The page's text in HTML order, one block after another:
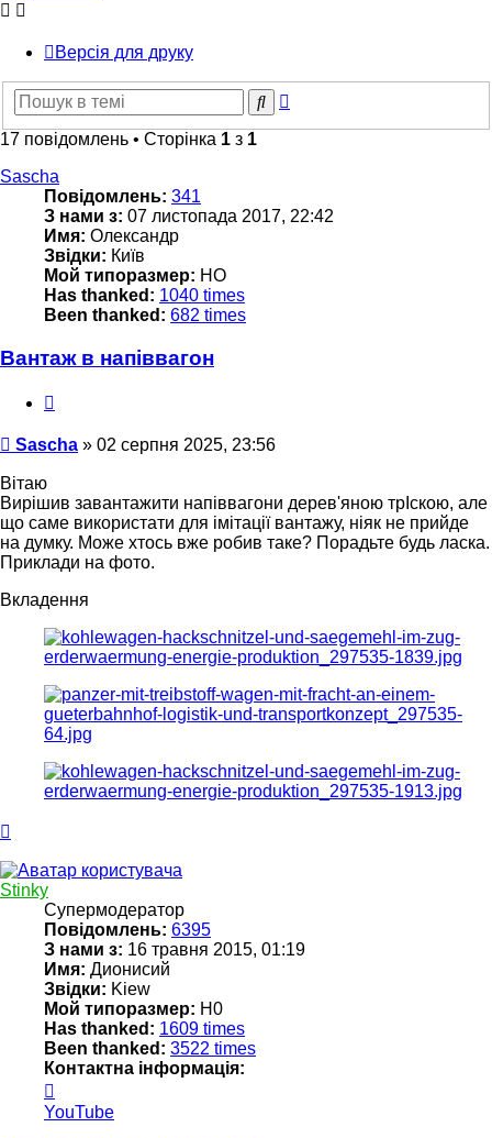
Версія для друку
Пошук
17 повідомлень • Сторінка 1 з 1
Sascha
Повідомлень: 341
З нами з: 07 листопада 2017, 22:42
Имя: Олександр
Звідки: Київ
Мой типоразмер: НО
Has thanked: 1040 times
Been thanked: 682 times
Вантаж в напіввагон
Повідомлення
Sascha » 02 серпня 2025, 23:56
Вітаю
Вирішив завантажити напіввагони дерев'яною трІскою, але
що саме використати для імітації вантажу, ніяк не прийде
на думку. Може хтось вже робив таке? Порадьте будь ласка.
Приклади на фото.
Вкладення
Stinky
Супермодератор
Повідомлень: 6395
З нами з: 16 травня 2015, 01:19
Имя: Дионисий
Звідки: Kiew
Мой типоразмер: Н0
Has thanked: 1609 times
Been thanked: 3522 times
Контактна інформація:
інформація
користувача
YouTube